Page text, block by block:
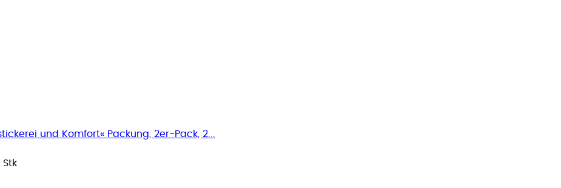
und Komfort« Packung, 2er-Pack, 2...
Stk